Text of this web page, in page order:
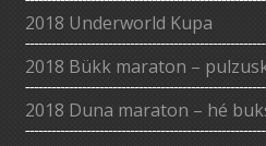
2018 Underworld Kupa
2018 Bükk maraton –
2018 Duna maraton – hé